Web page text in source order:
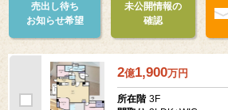
売出し待ち
お知らせ希望
未公開情報の
確認
2億1,900万円
所在階 3F